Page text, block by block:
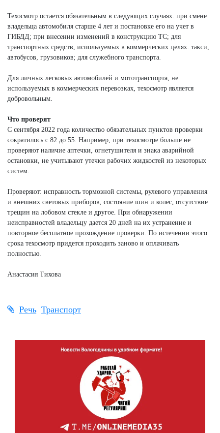
Техосмотр остается обязательным в следующих случаях: при смене
владельца автомобиля старше 4 лет и постановке его на учет в
ГИБДД; при внесении изменений в конструкцию ТС; для
транспортных средств, используемых в коммерческих целях: такси,
автобусов, грузовиков; для служебного транспорта.
Для личных легковых автомобилей и мототранспорта, не
используемых в коммерческих перевозках, техосмотр является
добровольным.
Что проверят
С сентября 2022 года количество обязательных пунктов проверки
сократилось с 82 до 55. Например, при техосмотре больше не
проверяют наличие аптечки, огнетушителя и знака аварийной
остановки, не учитывают утечки рабочих жидкостей из некоторых
систем.
Проверяют: исправность тормозной системы, рулевого управления
и внешних световых приборов, состояние шин и колес, отсутствие
трещин на лобовом стекле и другое. При обнаружении
неисправностей владельцу дается 20 дней на их устранение и
повторное бесплатное прохождение проверки. По истечении этого
срока техосмотр придется проходить заново и оплачивать
полностью.
Анастасия Тихова
Речь Транспорт